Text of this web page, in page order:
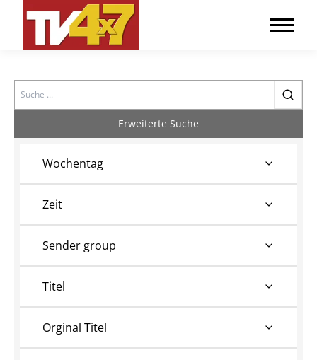
Search
Erweiterte Suche
Wochentag
Zeit
Sender group
Titel
Orginal Titel